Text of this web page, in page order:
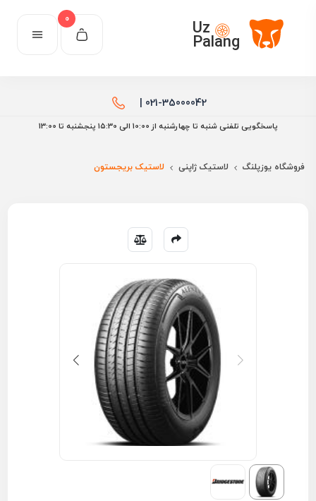
Uz
Palang
0
021-35000042 |
پاسخگویی تلفنی شنبه تا چهارشنبه از 10:00 الی ۱۵:30 پنجشنبه تا 13:00
فروشگاه یوزپلنگ لاستیک ژاپنی لاستیک بریجستون